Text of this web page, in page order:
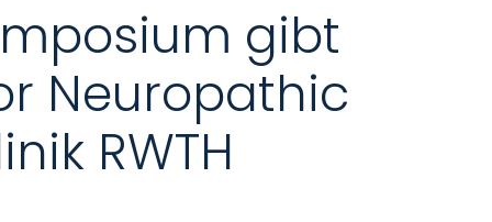
gibt
Neuropathic
RWTH